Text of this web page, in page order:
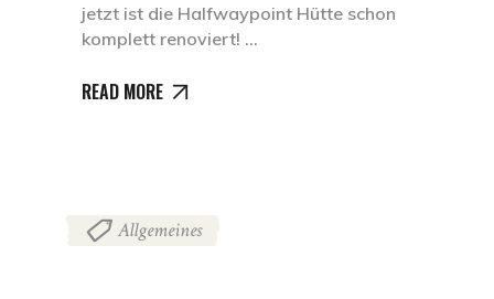
jetzt ist die Halfwaypoint Hütte schon
komplett renoviert!
READ MORE
Allgemeines